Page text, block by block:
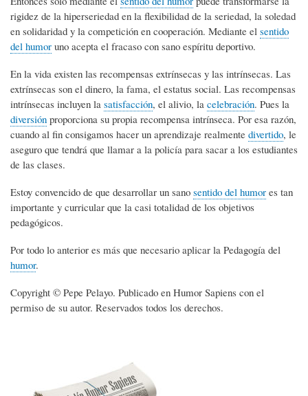
rigidez de la hiperseriedad en la flexibilidad de la seriedad, la soledad
en solidaridad y la competición en cooperación. Mediante el sentido
del humor uno acepta el fracaso con sano espíritu deportivo.
En la vida existen las recompensas extrínsecas y las intrínsecas. Las
extrínsecas son el dinero, la fama, el estatus social. Las recompensas
intrínsecas incluyen la satisfacción, el alivio, la celebración. Pues la
diversión proporciona su propia recompensa intrínseca. Por esa razón,
cuando al fin consigamos hacer un aprendizaje realmente divertido, le
aseguro que tendrá que llamar a la policía para sacar a los estudiantes
de las clases.
Estoy convencido de que desarrollar un sano sentido del humor es tan
importante y curricular que la casi totalidad de los objetivos
pedagógicos.
Por todo lo anterior es más que necesario aplicar la Pedagogía del
humor.
Copyright © Pepe Pelayo. Publicado en Humor Sapiens con el
permiso de su autor. Reservados todos los derechos.